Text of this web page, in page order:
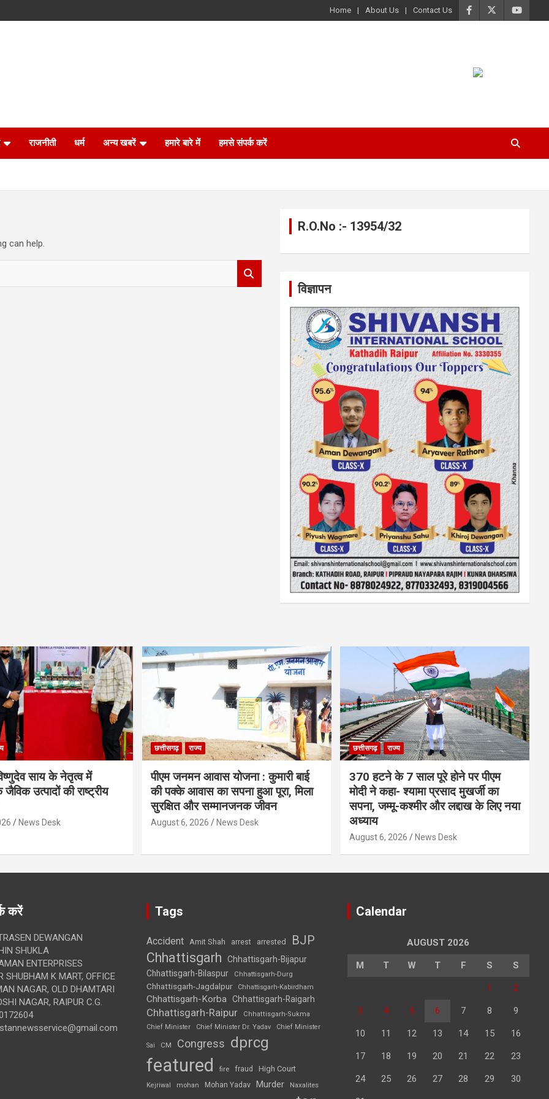
Home About Us Contact Us
राजनीती धर्म अन्य खबरें हमारे बारे में हमसे संपर्क करें
can help.
R.O.No :- 13954/32
विज्ञापन
साय के नेतृत्व में
उत्पादों की राष्ट्रीय
News Desk
छत्तीसगढ़ राज्य
पीएम जनमन आवास योजना : कुमारी बाई
की पक्के आवास का सपना हुआ पूरा, मिला
सुरक्षित और सम्मानजनक जीवन
August 6, 2026 News Desk
छत्तीसगढ़ राज्य
370 हटने के 7 साल पूरे होने पर पीएम
मोदी ने कहा- श्यामा प्रसाद मुखर्जी का
सपना, जम्मू-कश्मीर और लद्दाख के लिए नया
अध्याय
August 6, 2026 News Desk
करें
DEWANGAN
SHUKLA
ENTERPRISES
SHUBHAM K MART, OFFICE
NAGAR, OLD DHAMTARI
NAGAR, RAIPUR C.G.
Tags
Accident Amit Shah arrest arrested BJP
Chhattisgarh
Chhattisgarh-Bijapur
Chhattisgarh-Bilaspur
Chhattisgarh-Durg
Chhattisgarh-Jagdalpur Chhattisgarh-Kabirdham
Chhattisgarh-Korba Chhattisgarh-Raigarh
Chhattisgarh-Raipur
Chhattisgarh-Sukma
Chief Minister
Chief Minister Dr. Yadav Chief Minister
Sai CM Congress dprcg
featured fire fraud High Court
Kejriwal mohan Mohan Yadav Murder Naxalites
Calendar
AUGUST 2026
M T W T F S S
1 2
3 4 5 6 7 8 9
10 11 12 13 14 15 16
17 18 19 20 21 22 23
24 25 26 27 28 29 30